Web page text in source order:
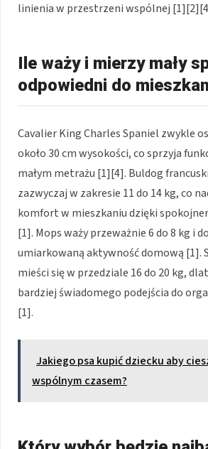
linienia w przestrzeni wspólnej
Ile waży i mierzy mały
odpowiedni do
Cavalier King Charles Spaniel zwykle
około 30 cm wysokości, co sprzyja
małym metrażu [1][4]. Buldog
zazwyczaj w zakresie 11 do 14 kg, co
komfort w mieszkaniu dzięki
[1]. Mops waży przeważnie 6 do 8 kg i
umiarkowaną aktywność domową [1].
mieści się w przedziale 16 do 20 kg,
bardziej świadomego podejścia do
[1].
Jakiego psa kupić dziecku aby
wspólnym czasem?